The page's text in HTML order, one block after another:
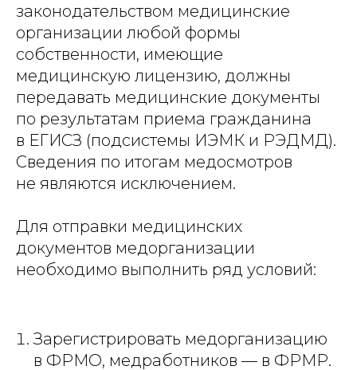
законодательством медицинские
организации любой формы
собственности, имеющие
медицинскую лицензию, должны
передавать медицинские документы
по результатам приема гражданина
в ЕГИСЗ (подсистемы ИЭМК и РЭДМД).
Сведения по итогам медосмотров
не являются исключением.
Для отправки медицинских
документов медорганизации
необходимо выполнить ряд условий:
Зарегистрировать медорганизацию
в ФРМО, медработников — в ФРМР.